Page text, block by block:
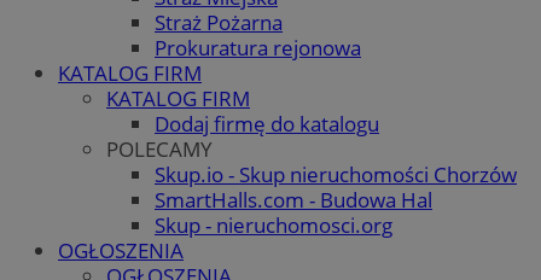
Straż Pożarna
Prokuratura rejonowa
KATALOG FIRM
KATALOG FIRM
Dodaj firmę do katalogu
POLECAMY
Skup.io - Skup nieruchomości Chorzów
SmartHalls.com - Budowa Hal
Skup - nieruchomosci.org
OGŁOSZENIA